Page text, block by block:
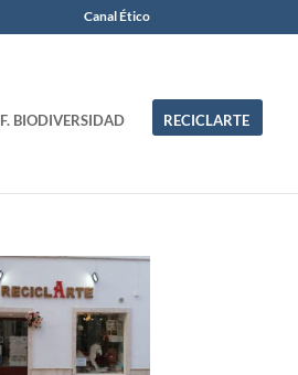
Canal Ético
F. BIODIVERSIDAD RECICLARTE